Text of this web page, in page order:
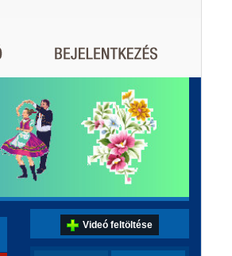
Videó feltöltése